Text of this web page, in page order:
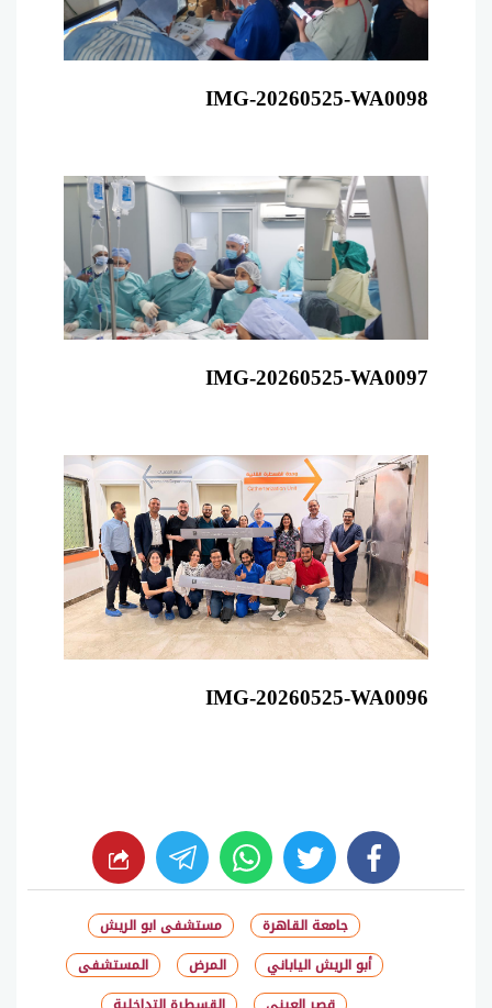
IMG-20260525-WA0098
IMG-20260525-WA0097
IMG-20260525-WA0096
facebook
twitter
whats
جامعة القاهرة
مستشفى ابو الريش
أبو الريش الياباني
المرض
المستشفى